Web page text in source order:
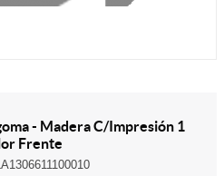
- Madera C/Impresión 1
Frente